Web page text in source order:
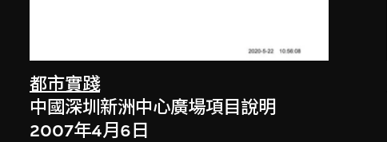
都市實踐
中國深圳新洲中心廣場項目說明
2007年4月6日